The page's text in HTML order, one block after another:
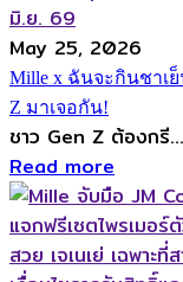
May 25, 2026
Mille x ฉันจะกินชาเ
Z มาเจอกัน!
ชาว Gen Z ต้องกรี...
Read more